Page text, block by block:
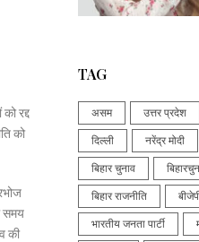
रद्द
को
समय
की
TAG
असम उत्तर प्रदेश
दिल्ली नरेंद्र मोदी
बिहार चुनाव
बिहार राजनीति
भारतीय जनता पार्टी